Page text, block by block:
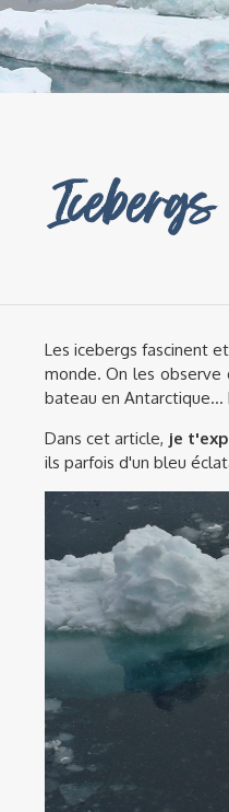
Les icebergs fascinent
monde. On les observe
bateau en
Dans cet article, je
ils parfois d'un bleu